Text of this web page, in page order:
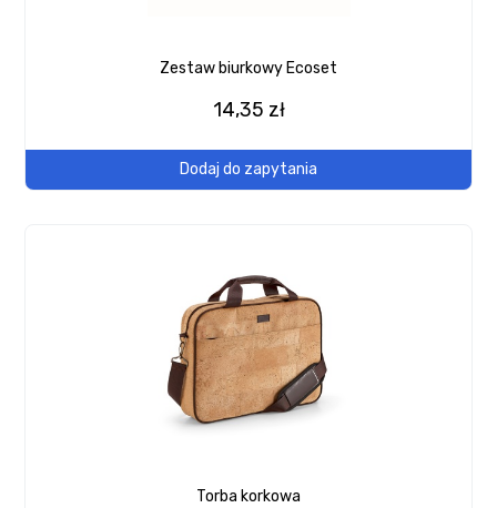
Zestaw biurkowy Ecoset
14,35 zł
Dodaj do zapytania
Torba korkowa